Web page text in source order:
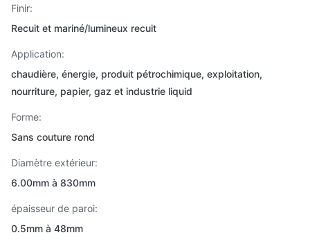
Finir:
Recuit et mariné/lumineux recuit
Application:
chaudière, énergie, produit pétrochimique, exploitation,
nourriture, papier, gaz et industrie liquid
Forme:
Sans couture rond
Diamètre extérieur:
6.00mm à 830mm
épaisseur de paroi:
0.5mm à 48mm